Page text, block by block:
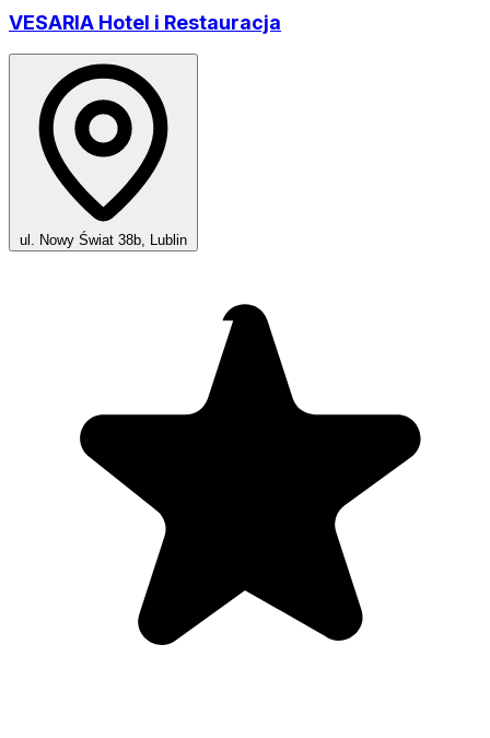
VESARIA Hotel i Restauracja
ul. Nowy Świat 38b, Lublin